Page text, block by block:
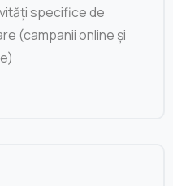
specifice de
(campanii online și